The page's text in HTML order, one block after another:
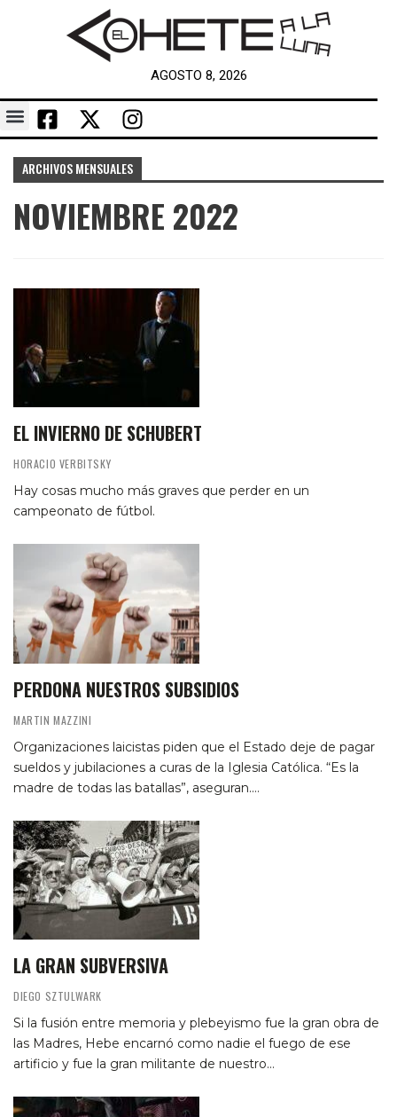
AGOSTO 8, 2026
ARCHIVOS MENSUALES
NOVIEMBRE 2022
EL INVIERNO DE SCHUBERT
HORACIO VERBITSKY
Hay cosas mucho más graves que perder en un
campeonato de fútbol.
PERDONA NUESTROS SUBSIDIOS
MARTIN MAZZINI
Organizaciones laicistas piden que el Estado deje de pagar
sueldos y jubilaciones a curas de la Iglesia Católica. “Es la
madre de todas las batallas”, aseguran.…
LA GRAN SUBVERSIVA
DIEGO SZTULWARK
Si la fusión entre memoria y plebeyismo fue la gran obra de
las Madres, Hebe encarnó como nadie el fuego de ese
artificio y fue la gran militante de nuestro…